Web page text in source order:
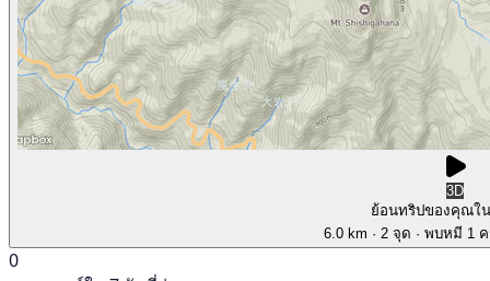
3D
ย้อนทริปของคุณใ
6.0 km · 2 จุด · พบหมี 1
0